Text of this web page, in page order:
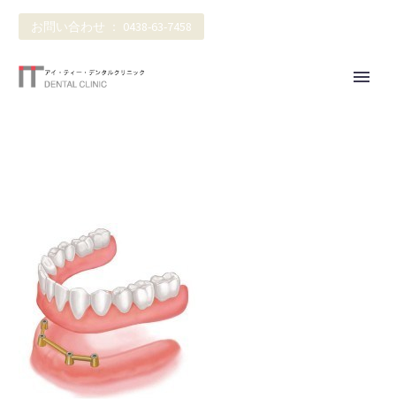
お問い合わせ ： 0438-63-7458